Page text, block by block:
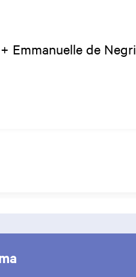
Emmanuelle de Negri